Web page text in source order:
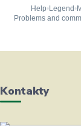
Kontakty